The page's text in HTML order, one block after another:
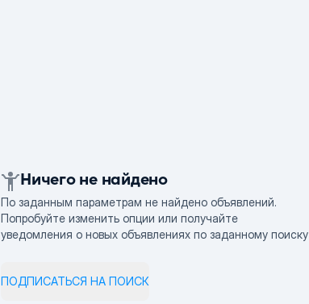
Ничего не найдено
По заданным параметрам не найдено объявлений.
Попробуйте изменить опции или получайте
уведомления о новых объявлениях по заданному поиску
ПОДПИСАТЬСЯ НА ПОИСК